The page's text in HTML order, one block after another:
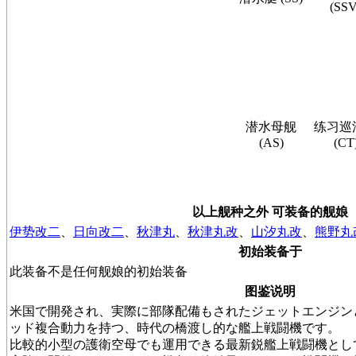
潜水母舰
(AS)
练习巡
以上舰种之外 可装备的舰娘
伊势改二
日向改二 秋津丸 秋津丸改 山汐丸改
熊野丸
初始装备于
此装备不是任何舰娘的初始装备
图鉴说明
米国で開発され、実際に部隊配備もされたジェットエンジ
ッド複合動力を持つ、時代の橋渡し的な艦上戦闘機です。
比較的小型の護衛空母でも運用できる最新鋭艦上戦闘機と